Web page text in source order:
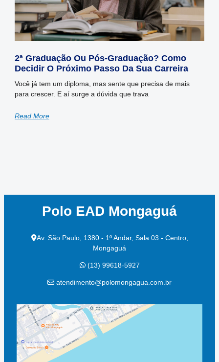
2ª Graduação Ou Pós-Graduação? Como
Decidir O Próximo Passo Da Sua Carreira
Você já tem um diploma, mas sente que precisa de mais
para crescer. E aí surge a dúvida que trava
Read More
Polo EAD Mongaguá
Av. São Paulo, 1380 - 1º Andar, Sala 03 - Centro,
Mongaguá
(13) 99618-5927
atendimento@polomongagua.com.br